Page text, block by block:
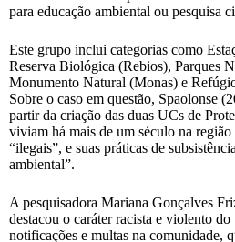
para educação ambiental ou pesquisa
Este grupo inclui categorias como
Reserva Biológica (Rebios), Parques
Monumento Natural (Monas) e
Sobre o caso em questão, Spaolonse
partir da criação das duas UCs de
viviam há mais de um século na região
“ilegais”, e suas práticas de
ambiental”.
A pesquisadora Mariana Gonçalves
destacou o caráter racista e violento do
notificações e multas na comunidade,